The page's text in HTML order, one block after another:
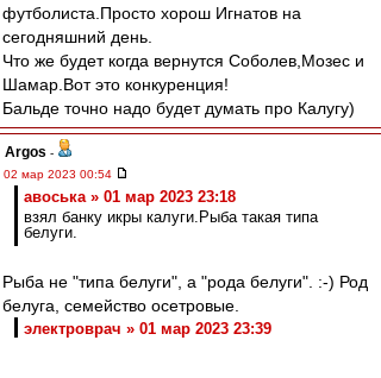
футболиста.Просто хорош Игнатов на
сегодняшний день.
Что же будет когда вернутся Соболев,Мозес и
Шамар.Вот это конкуренция!
Бальде точно надо будет думать про Калугу)
Argos -
02 мар 2023 00:54
авоська » 01 мар 2023 23:18
взял банку икры калуги.Рыба такая типа
белуги.
Рыба не "типа белуги", а "рода белуги". :-) Род
белуга, семейство осетровые.
электроврач » 01 мар 2023 23:39